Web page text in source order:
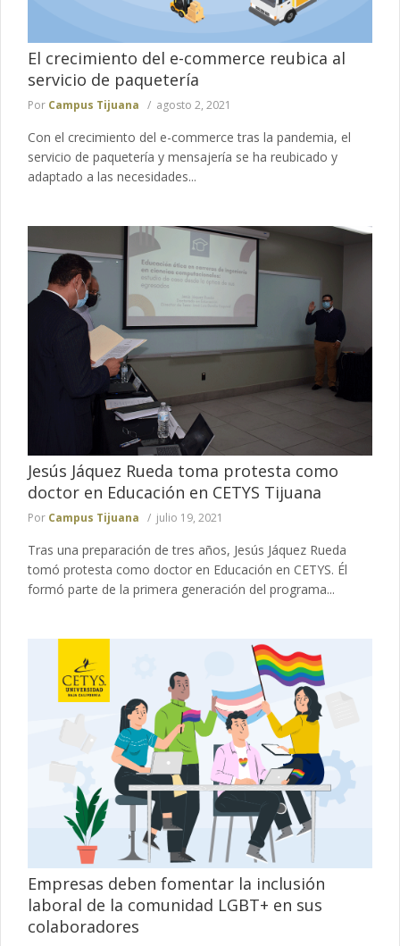
El crecimiento del e-commerce reubica al
servicio de paquetería
Por Campus Tijuana agosto 2, 2021
Con el crecimiento del e-commerce tras la pandemia, el
servicio de paquetería y mensajería se ha reubicado y
adaptado a las necesidades...
Jesús Jáquez Rueda toma protesta como
doctor en Educación en CETYS Tijuana
Por Campus Tijuana julio 19, 2021
Tras una preparación de tres años, Jesús Jáquez Rueda
tomó protesta como doctor en Educación en CETYS. Él
formó parte de la primera generación del programa...
Empresas deben fomentar la inclusión
laboral de la comunidad LGBT+ en sus
colaboradores